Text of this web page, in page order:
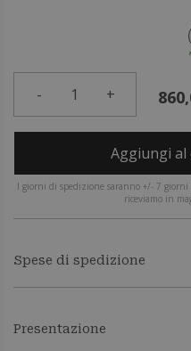
- 1 +
Aggiungi al
I giorni di spedizione saranno +/- 7
riceviamo in
Spese di spedizione
Presentazione